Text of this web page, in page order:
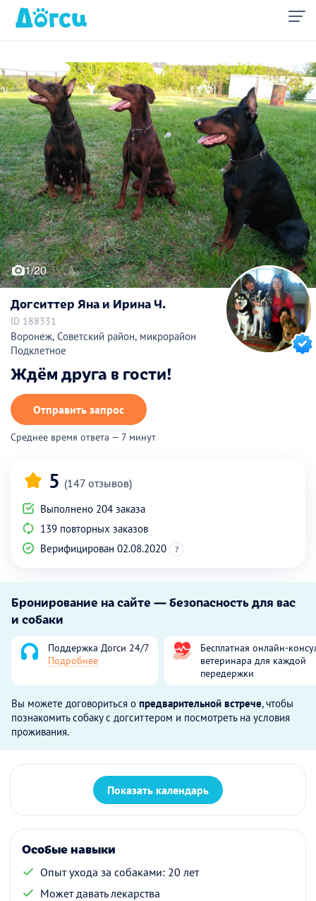
1/20
Догситтер Яна и Ирина Ч.
ID 188331
Воронеж, Советский район, микрорайон
Подклетное
Ждём друга в гости!
Отправить запрос
Среднее время ответа — 7 минут
5 (147 отзывов)
Выполнено 204 заказа
139 повторных заказов
Верифицирован 02.08.2020
?
Бронирование на сайте — безопасность для вас
и собаки
Поддержка Догси 24/7
Подробнее
Бесплатная онлайн-
ветеринара для каждой
передержки
Вы можете договориться о предварительной встрече, чтобы
познакомить собаку с догситтером и посмотреть на условия
проживания.
Показать календарь
Особые навыки
Опыт ухода за собаками: 20 лет
Может давать лекарства